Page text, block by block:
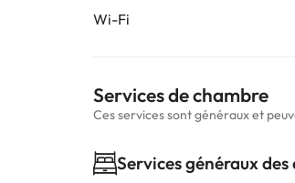
Wi-Fi
Services de chambre
Ces services sont généraux et
Services généraux des